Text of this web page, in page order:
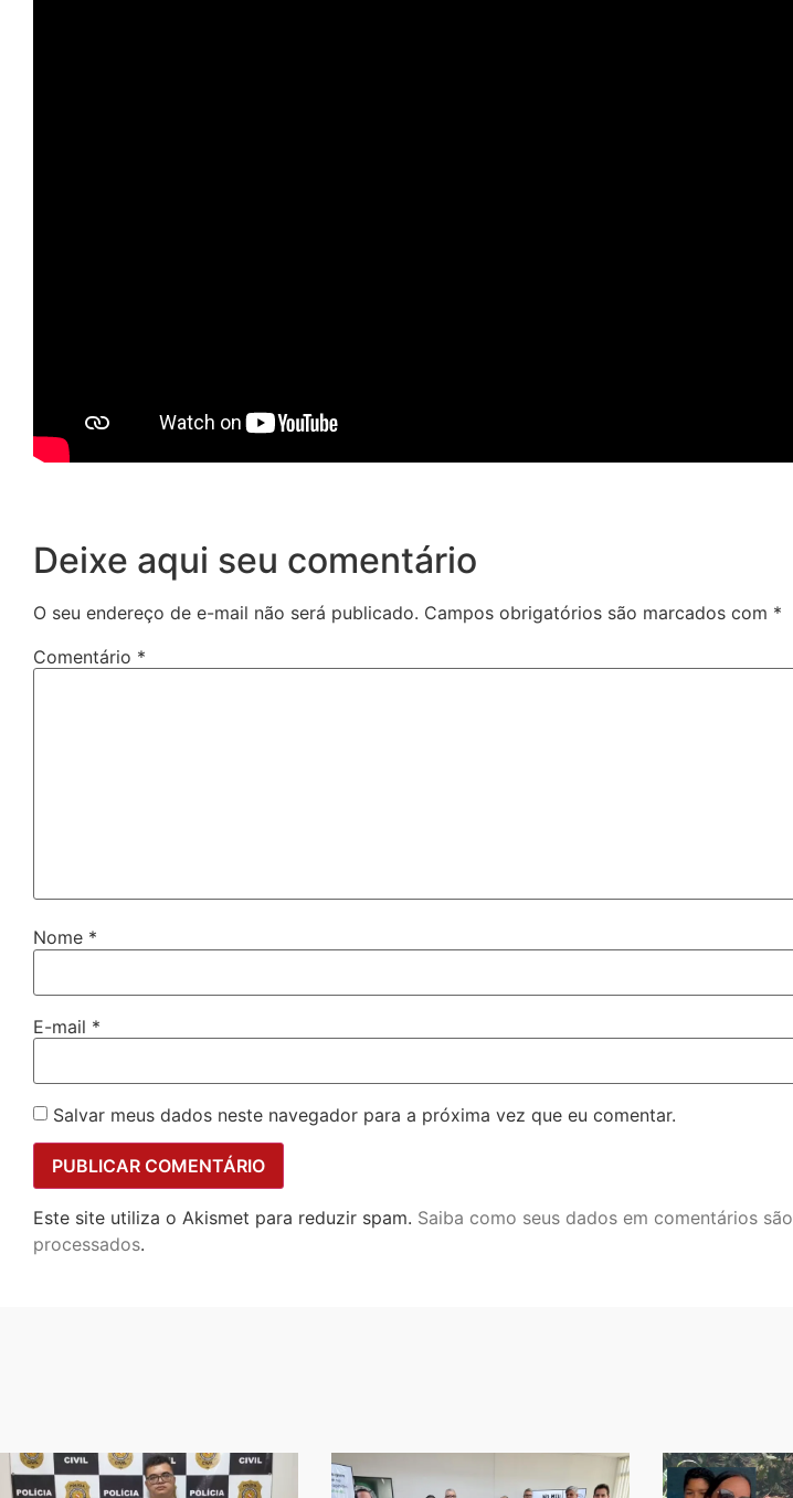
Deixe aqui seu comentário
O seu endereço de e-mail não será publicado. Campos obrigatórios são marcados com *
Comentário *
Nome *
E-mail *
Salvar meus dados neste navegador para a próxima vez que eu comentar.
Este site utiliza o Akismet para reduzir spam. Saiba como seus dados em comentários são
processados.